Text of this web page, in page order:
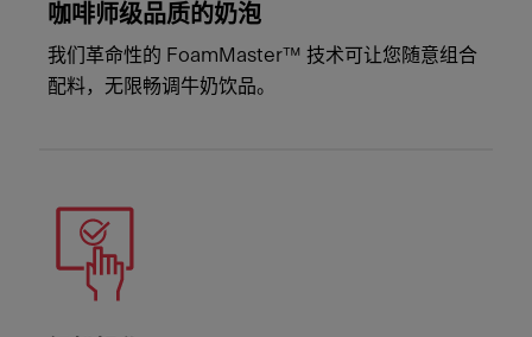
咖啡师级品质的奶泡
我们革命性的 FoamMaster™ 技术可让您随意组合
配料，无限畅调牛奶饮品。